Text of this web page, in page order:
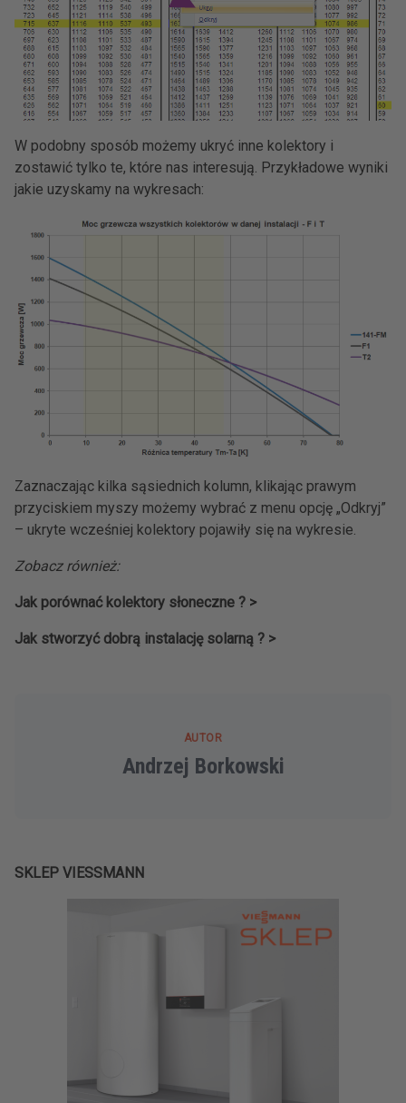
W podobny sposób możemy ukryć inne kolektory i
zostawić tylko te, które nas interesują. Przykładowe wyniki
jakie uzyskamy na wykresach:
Zaznaczając kilka sąsiednich kolumn, klikając prawym
przyciskiem myszy możemy wybrać z menu opcję „Odkryj”
– ukryte wcześniej kolektory pojawiły się na wykresie.
Zobacz również:
Jak porównać kolektory słoneczne ? >
Jak stworzyć dobrą instalację solarną ? >
AUTOR
Andrzej Borkowski
SKLEP VIESSMANN